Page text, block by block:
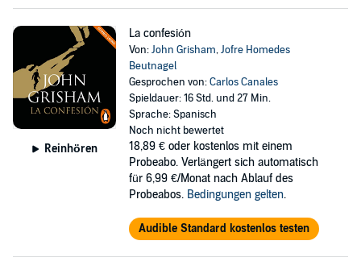
Reinhören
La confesión
Von:John Grisham,Jofre Homedes
Beutnagel
Gesprochen von:Carlos Canales
Spieldauer: 16 Std. und 27 Min.
Sprache: Spanisch
Noch nicht bewertet
18,89 € oder kostenlos mit einem
Probeabo. Verlängert sich automatisch
für 6,99 €/Monat nach Ablauf des
Probeabos. Bedingungen gelten.
Audible Standard kostenlos testen